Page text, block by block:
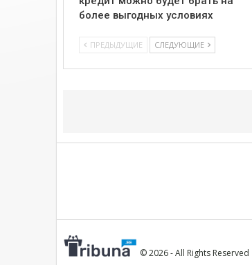
более выгодных условиях
ПРЕДЫДУЩИЕ СЛЕДУЮЩИЕ
© 2026 - All Rights Reserved